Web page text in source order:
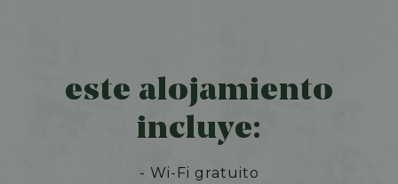
este alojamiento
incluye:
- Wi-Fi gratuito